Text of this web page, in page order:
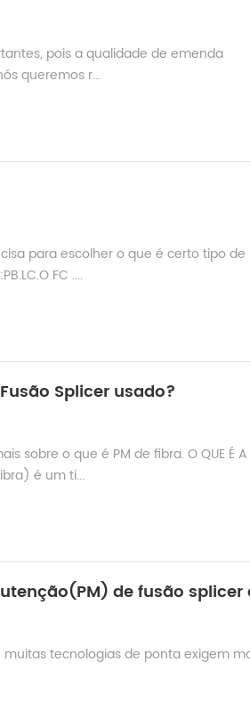
pois a qualidade de emenda
queremos r...
para escolher o que é certo tipo de
FC ....
Splicer usado?
sobre o que é PM de fibra. O QUE É A
é um ti...
tecnologias de ponta exigem